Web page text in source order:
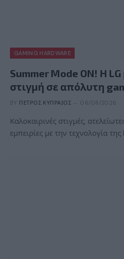
GAMING HARDWARE
Summer Mode ON! Η
στιγμή σε απόλυτη
BY ΠΈΤΡΟΣ ΚΥΠΡΑΊΟΣ 06/08/2026
Καλοκαιρινές στιγμές,
εμπειρίες με την τεχνολογία